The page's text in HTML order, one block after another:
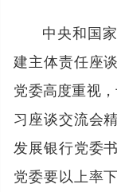
中央和国
建主体责任座
党委高度重视
习座谈交流会
发展银行党委
党委要以上率